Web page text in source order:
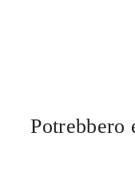
Potrebbero